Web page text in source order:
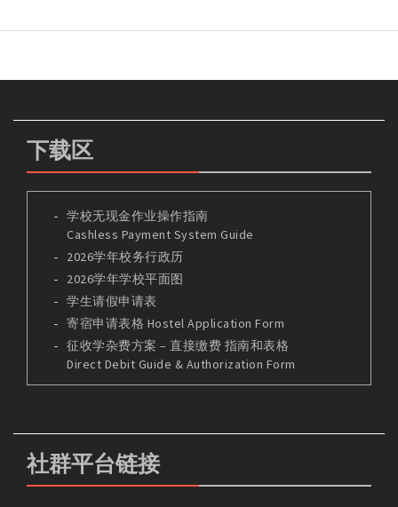
下载区
学校无现金作业操作指南
Cashless Payment System Guide
2026学年校务行政历
2026学年学校平面图
学生请假申请表
寄宿申请表格 Hostel Application Form
征收学杂费方案 – 直接缴费 指南和表格
Direct Debit Guide & Authorization Form
社群平台链接